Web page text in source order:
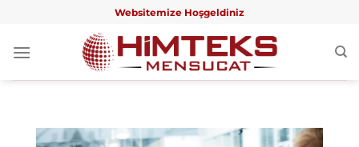
Websitemize Hoşgeldiniz